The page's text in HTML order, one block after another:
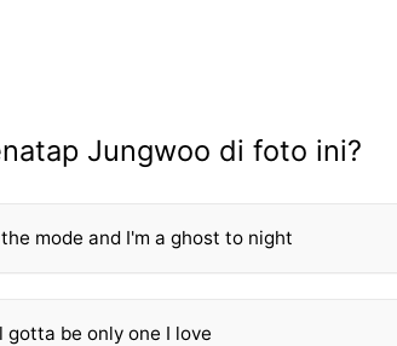
Jungwoo di foto ini?
mode and I'm a ghost to night
gotta be only one I love